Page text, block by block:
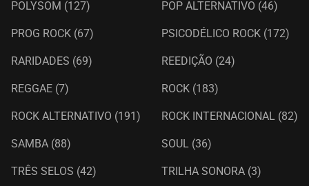
POLYSOM (127) POP ALTERNATIVO (46)
PROG ROCK (67) PSICODÉLICO ROCK (172)
RARIDADES (69) REEDIÇÃO (24)
REGGAE (7) ROCK (183)
ROCK ALTERNATIVO (191) ROCK INTERNACIONAL (82)
SAMBA (88) SOUL (36)
TRÊS SELOS (42) TRILHA SONORA (3)